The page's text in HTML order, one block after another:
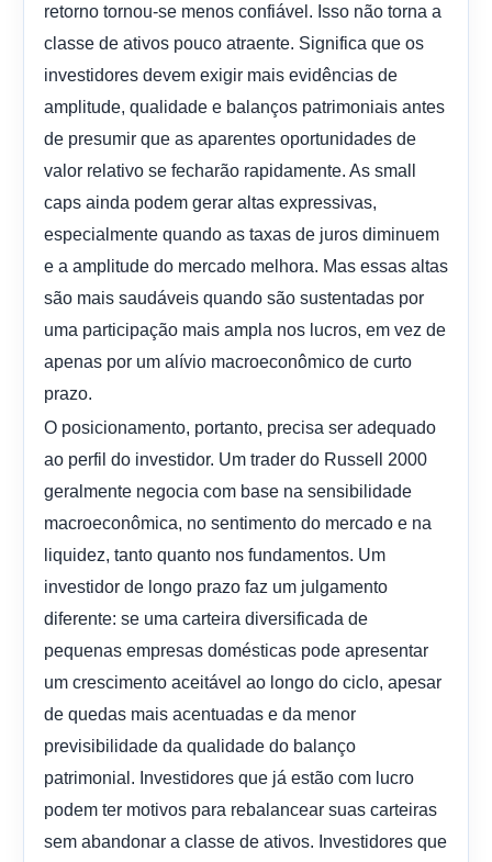
retorno tornou-se menos confiável. Isso não torna a
classe de ativos pouco atraente. Significa que os
investidores devem exigir mais evidências de
amplitude, qualidade e balanços patrimoniais antes
de presumir que as aparentes oportunidades de
valor relativo se fecharão rapidamente. As small
caps ainda podem gerar altas expressivas,
especialmente quando as taxas de juros diminuem
e a amplitude do mercado melhora. Mas essas altas
são mais saudáveis ​​quando são sustentadas por
uma participação mais ampla nos lucros, em vez de
apenas por um alívio macroeconômico de curto
prazo.
O posicionamento, portanto, precisa ser adequado
ao perfil do investidor. Um trader do Russell 2000
geralmente negocia com base na sensibilidade
macroeconômica, no sentimento do mercado e na
liquidez, tanto quanto nos fundamentos. Um
investidor de longo prazo faz um julgamento
diferente: se uma carteira diversificada de
pequenas empresas domésticas pode apresentar
um crescimento aceitável ao longo do ciclo, apesar
de quedas mais acentuadas e da menor
previsibilidade da qualidade do balanço
patrimonial. Investidores que já estão com lucro
podem ter motivos para rebalancear suas carteiras
sem abandonar a classe de ativos. Investidores que